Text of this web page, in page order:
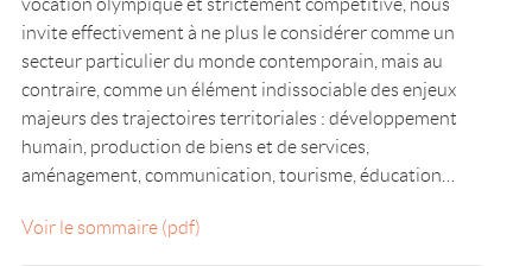
vocation olympique et strictement compétitive, nous
invite effectivement à ne plus le considérer comme un
secteur particulier du monde contemporain, mais au
contraire, comme un élément indissociable des enjeux
majeurs des trajectoires territoriales : développement
humain, production de biens et de services,
aménagement, communication, tourisme, éducation…
Voir le sommaire (pdf)